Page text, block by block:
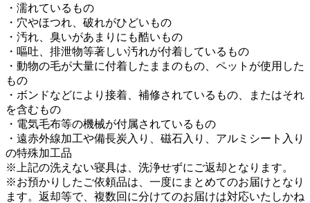
・濡れているもの
・穴やほつれ、破れがひどいもの
・汚れ、臭いがあまりにも酷いもの
・嘔吐、排泄物等著しい汚れが付着しているもの
・動物の毛が大量に付着したままのもの、ペットが使用した
もの
・ボンドなどにより接着、補修されているもの、またはそれ
を含むもの
・電気毛布等の機械が付属されているもの
・遠赤外線加工や備長炭入り、磁石入り、アルミシート入り
の特殊加工品
※上記の洗えない寝具は、洗浄せずにご返却となります。
※お預かりしたご依頼品は、一度にまとめてのお届けとなり
ます。返却等で、複数回に分けてのお届けは対応いたしかね